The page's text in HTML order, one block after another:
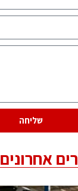
שליחה
אחרונים